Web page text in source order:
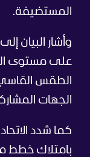
المستضيفة.
وأشار البيان
على مستوى
الطقس
الجهات
كما شدد
بامتلاك خطط